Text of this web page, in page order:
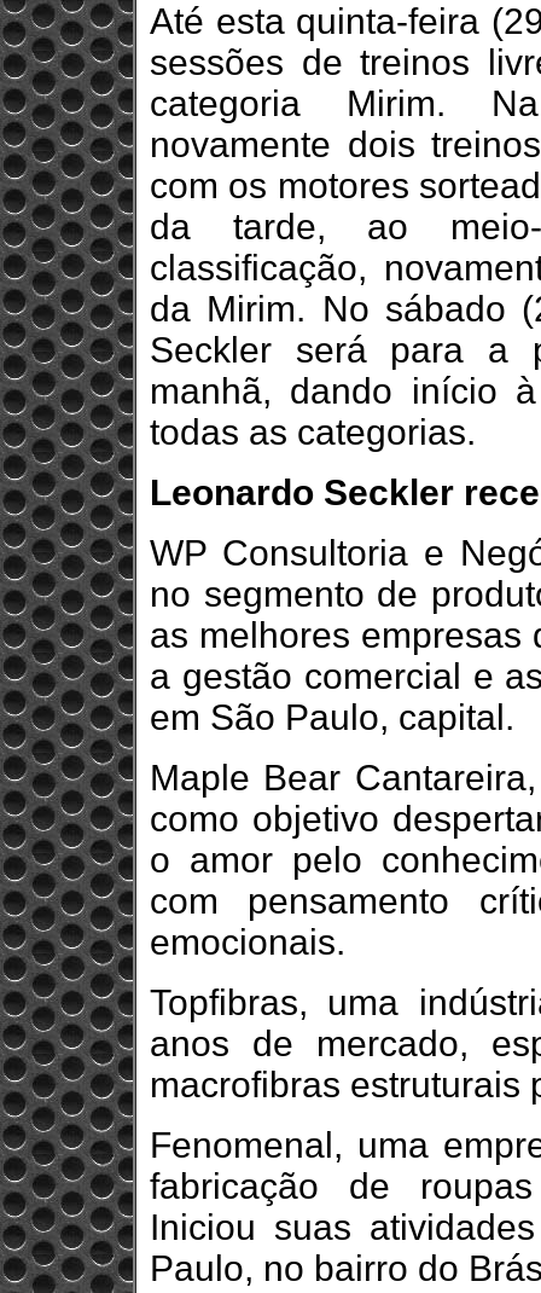
Até esta quinta-feira
sessões de treinos
categoria Mirim.
novamente dois
com os motores
da tarde, ao
classificação,
da Mirim. No sábado
Seckler será para a
manhã, dando início
todas as categorias.
Leonardo Seckler
WP Consultoria e
no segmento de
as melhores empresas
a gestão comercial e
em São Paulo, capital.
Maple Bear
como objetivo
o amor pelo
com pensamento
emocionais.
Topfibras, uma
anos de mercado,
macrofibras estruturais
Fenomenal, uma
fabricação de
Iniciou suas
Paulo, no bairro do